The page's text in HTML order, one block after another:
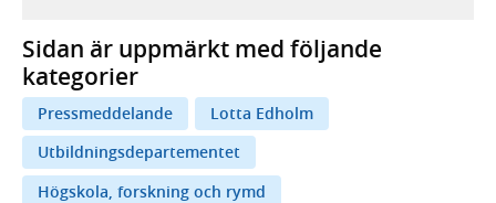
Sidan är uppmärkt med följande
kategorier
Pressmeddelande
Lotta Edholm
Utbildningsdepartementet
Högskola, forskning och rymd